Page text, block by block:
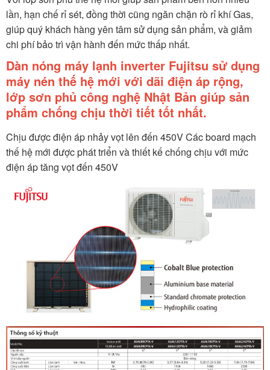
lần, hạn chế rỉ sét, đồng thời cũng ngăn chặn rò rỉ khí Gas,
giúp quý khách hàng yên tâm sử dụng sản phẩm, và giảm
chi phí bảo trì vận hành đến mức thấp nhất.
Dàn nóng máy lạnh inverter Fujitsu sử dụng
máy nén thế hệ mới với dãi điện áp rộng,
lớp sơn phủ công nghệ Nhật Bản giúp sản
phẩm chống chịu thời tiết tốt nhất.
Chịu được điện áp nhảy vọt lên đến 450V Các board mạch
thế hệ mới được phát triển và thiết kế chống chịu với mức
điện áp tăng vọt đến 450V